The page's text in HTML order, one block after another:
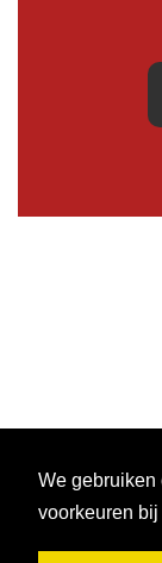
We gebruiken
voorkeuren